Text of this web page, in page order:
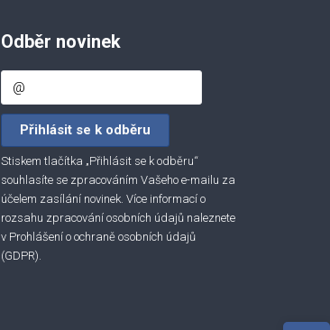
Odběr novinek
Stiskem tlačítka „Přihlásit se k odběru“
souhlasíte se zpracováním Vašeho e-mailu za
účelem zasílání novinek. Více informací o
rozsahu zpracování osobních údajů naleznete
v Prohlášení o ochraně osobních údajů
(GDPR).